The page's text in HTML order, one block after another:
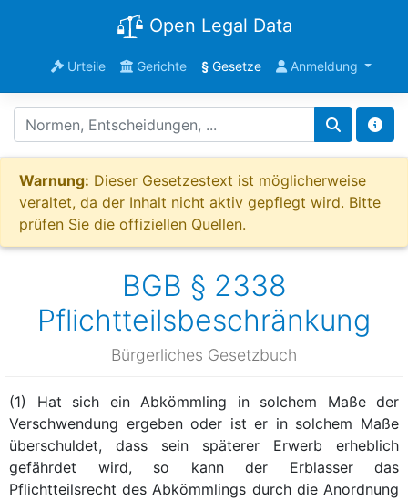
Open Legal Data
Urteile Gerichte §Gesetze Anmeldung
Warnung: Dieser Gesetzestext ist möglicherweise
veraltet, da der Inhalt nicht aktiv gepflegt wird. Bitte
prüfen Sie die offiziellen Quellen.
BGB § 2338
Pflichtteilsbeschränkung
Bürgerliches Gesetzbuch
(1) Hat sich ein Abkömmling in solchem Maße der
Verschwendung ergeben oder ist er in solchem Maße
überschuldet, dass sein späterer Erwerb erheblich
gefährdet wird, so kann der Erblasser das
Pflichtteilsrecht des Abkömmlings durch die Anordnung